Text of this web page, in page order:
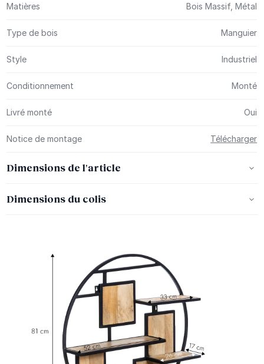
Matières Bois Massif, Métal
Type de bois Manguier
Style Industriel
Conditionnement Monté
Livré monté Oui
Notice de montage Télécharger
Dimensions de l'article
Dimensions du colis